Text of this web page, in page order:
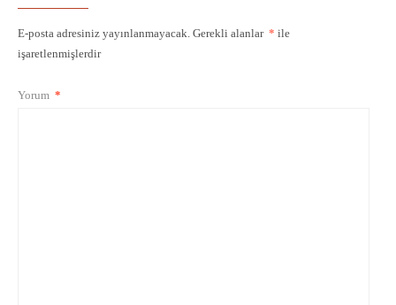
E-posta adresiniz yayınlanmayacak. Gerekli alanlar * ile
işaretlenmişlerdir
Yorum *